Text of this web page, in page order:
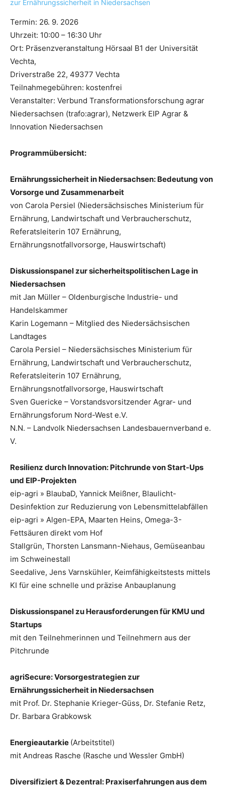
Termin: 26. 9. 2026
Uhrzeit: 10:00 – 16:30 Uhr
Ort: Präsenzveranstaltung Hörsaal B1 der Universität
Vechta,
Driverstraße 22, 49377 Vechta
Teilnahmegebühren: kostenfrei
Veranstalter: Verbund Transformationsforschung agrar
Niedersachsen (trafo:agrar), Netzwerk EIP Agrar &
Innovation Niedersachsen
Programmübersicht:
Ernährungssicherheit in Niedersachsen: Bedeutung von
Vorsorge und Zusammenarbeit
von Carola Persiel (Niedersächsisches Ministerium für
Ernährung, Landwirtschaft und Verbraucherschutz,
Referatsleiterin 107 Ernährung,
Ernährungsnotfallvorsorge, Hauswirtschaft)
Diskussionspanel zur sicherheitspolitischen Lage in
Niedersachsen
mit Jan Müller – Oldenburgische Industrie- und
Handelskammer
Karin Logemann – Mitglied des Niedersächsischen
Landtages
Carola Persiel – Niedersächsisches Ministerium für
Ernährung, Landwirtschaft und Verbraucherschutz,
Referatsleiterin 107 Ernährung,
Ernährungsnotfallvorsorge, Hauswirtschaft
Sven Guericke – Vorstandsvorsitzender Agrar- und
Ernährungsforum Nord-West e.V.
N.N. – Landvolk Niedersachsen Landesbauernverband e.
V.
Resilienz durch Innovation: Pitchrunde von Start-Ups
und EIP-Projekten
eip-agri » BlaubaD, Yannick Meißner, Blaulicht-
Desinfektion zur Reduzierung von Lebensmittelabfällen
eip-agri » Algen-EPA, Maarten Heins, Omega-3-
Fettsäuren direkt vom Hof
Stallgrün, Thorsten Lansmann-Niehaus, Gemüseanbau
im Schweinestall
Seedalive, Jens Varnskühler, Keimfähigkeitstests mittels
KI für eine schnelle und präzise Anbauplanung
Diskussionspanel zu Herausforderungen für KMU und
Startups
mit den Teilnehmerinnen und Teilnehmern aus der
Pitchrunde
agriSecure: Vorsorgestrategien zur
Ernährungssicherheit in Niedersachsen
mit Prof. Dr. Stephanie Krieger-Güss, Dr. Stefanie Retz,
Dr. Barbara Grabkowsk
Energieautarkie (Arbeitstitel)
mit Andreas Rasche (Rasche und Wessler GmbH)
Diversifiziert & Dezentral: Praxiserfahrungen aus dem